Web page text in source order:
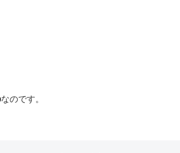
なのです。